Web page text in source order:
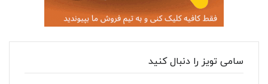
سامی تویز را دنبال کنید